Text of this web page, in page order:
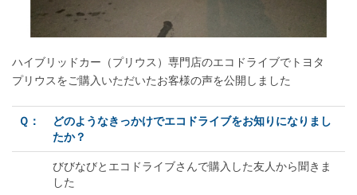
ハイブリッドカー（プリウス）専門店のエコドライブでトヨタ
プリウスをご購入いただいたお客様の声を公開しました
Ｑ：
どのようなきっかけでエコドライブをお知りになりまし
たか？
びびなびとエコドライブさんで購入した友人から聞きま
した